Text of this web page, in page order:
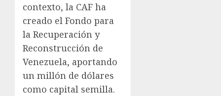
contexto, la CAF ha
creado el Fondo para
la Recuperación y
Reconstrucción de
Venezuela, aportando
un millón de dólares
como capital semilla.